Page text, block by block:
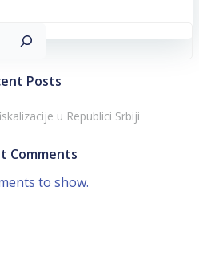
Posts
u Republici Srbiji
Comments
to show.